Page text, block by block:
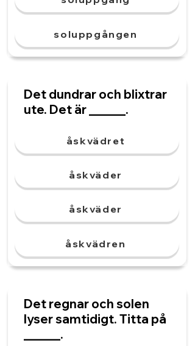
soluppgången
Det dundrar och blixtrar
ute. Det är ______.
åskvädret
åskväder
åskväder
åskvädren
Det regnar och solen
lyser samtidigt. Titta på
______.